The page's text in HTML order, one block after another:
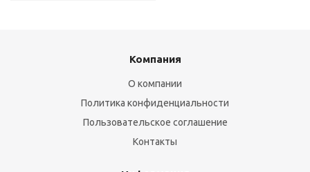
Компания
О компании
Политика конфиденциальности
Пользовательское соглашение
Контакты